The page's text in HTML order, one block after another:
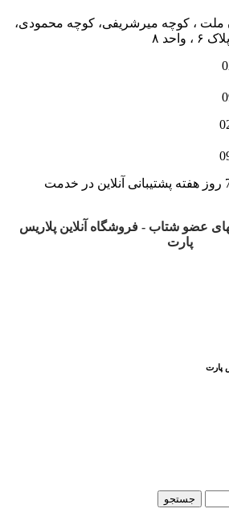
ملت ، کوچه میرشریفی، کوچه محمودی،
۸
24 ساعت 7 روز هفته پشتیبانی آنلاین در خدمت
عضو شتاب - فروشگاه آنلاین پلاریس
پارت
پارت
جستجو